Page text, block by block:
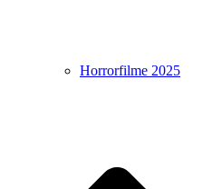
Horrorfilme 2025